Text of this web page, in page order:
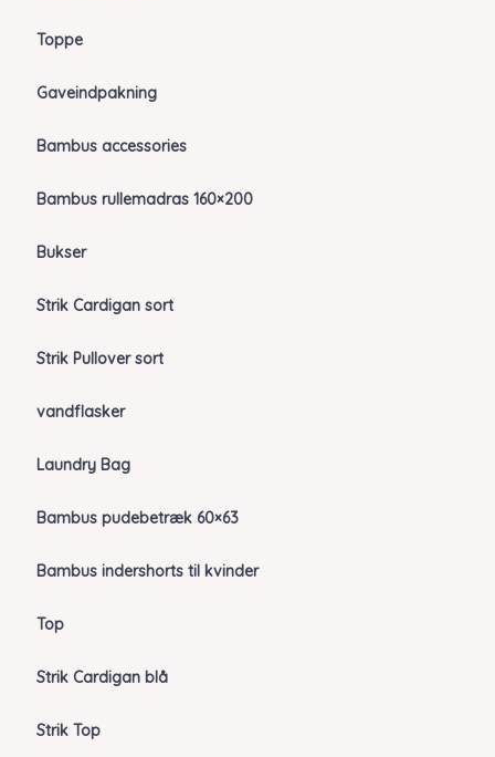
Toppe
Gaveindpakning
Bambus accessories
Bambus rullemadras 160×200
Bukser
Strik Cardigan sort
Strik Pullover sort
vandflasker
Laundry Bag
Bambus pudebetræk 60×63
Bambus indershorts til kvinder
Top
Strik Cardigan blå
Strik Top